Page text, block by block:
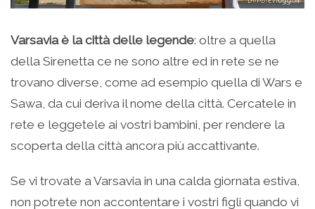
Varsavia è la città delle legende: oltre a quella
della Sirenetta ce ne sono altre ed in rete se ne
trovano diverse, come ad esempio quella di Wars e
Sawa, da cui deriva il nome della città. Cercatele in
rete e leggetele ai vostri bambini, per rendere la
scoperta della città ancora più accattivante.
Se vi trovate a Varsavia in una calda giornata estiva,
non potrete non accontentare i vostri figli quando vi